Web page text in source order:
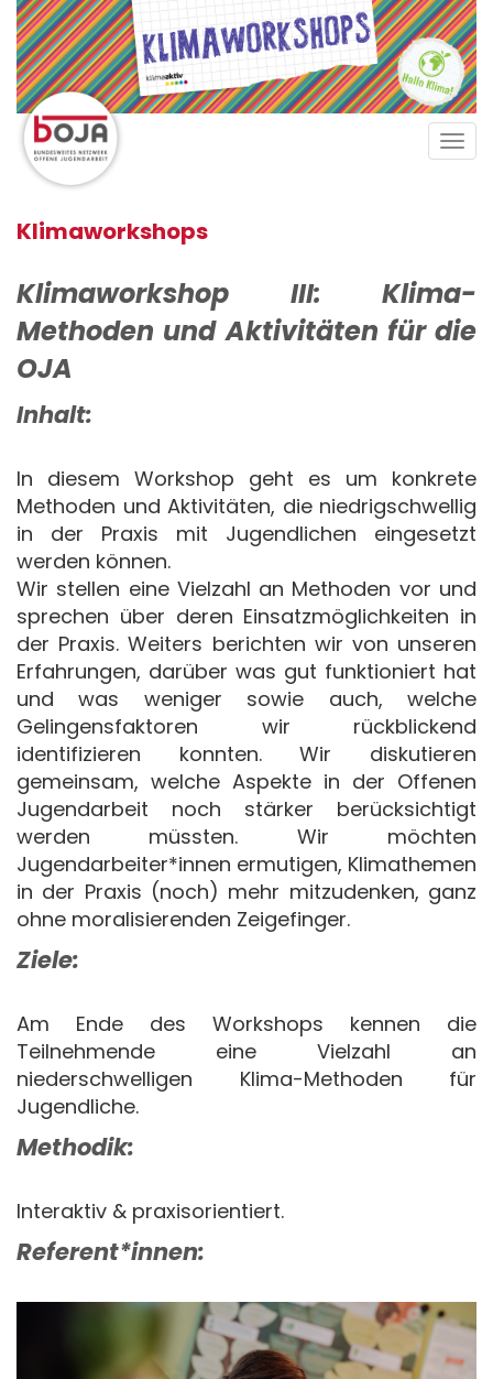
Direkt
zum
Inhalt
Klimaworkshops
Klimaworkshop III: Klima-
Methoden und Aktivitäten für die
OJA
Inhalt:
In diesem Workshop geht es um konkrete
Methoden und Aktivitäten, die niedrigschwellig
in der Praxis mit Jugendlichen eingesetzt
werden können.
Wir stellen eine Vielzahl an Methoden vor und
sprechen über deren Einsatzmöglichkeiten in
der Praxis. Weiters berichten wir von unseren
Erfahrungen, darüber was gut funktioniert hat
und was weniger sowie auch, welche
Gelingensfaktoren wir rückblickend
identifizieren konnten. Wir diskutieren
gemeinsam, welche Aspekte in der Offenen
Jugendarbeit noch stärker berücksichtigt
werden müssten. Wir möchten
Jugendarbeiter*innen ermutigen, Klimathemen
in der Praxis (noch) mehr mitzudenken, ganz
ohne moralisierenden Zeigefinger.
Ziele:
Am Ende des Workshops kennen die
Teilnehmende eine Vielzahl an
niederschwelligen Klima-Methoden für
Jugendliche.
Methodik:
Interaktiv & praxisorientiert.
Referent*innen: